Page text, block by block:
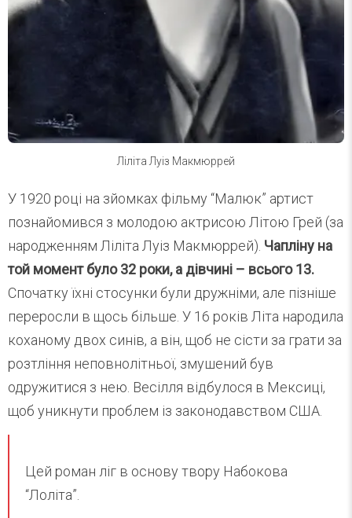
Ліліта Луіз Макмюррей
У 1920 році на зйомках фільму “Малюк” артист
познайомився з молодою актрисою Літою Грей (за
народженням Ліліта Луіз Макмюррей). Чапліну на
той момент було 32 роки, а дівчині – всього 13.
Спочатку їхні стосунки були дружніми, але пізніше
переросли в щось більше. У 16 років Літа народила
коханому двох синів, а він, щоб не сісти за грати за
розтління неповнолітньої, змушений був
одружитися з нею. Весілля відбулося в Мексиці,
щоб уникнути проблем із законодавством США.
Цей роман ліг в основу твору Набокова
“Лоліта”.